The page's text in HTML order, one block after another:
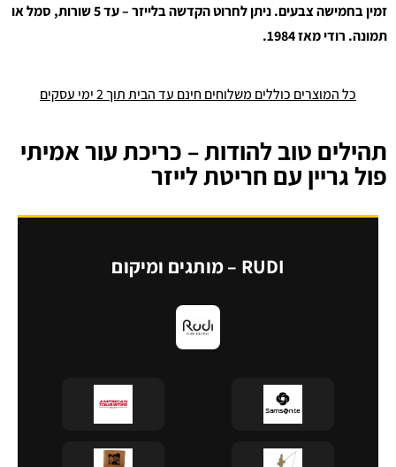
זמין בחמישה צבעים. ניתן לחרוט הקדשה בלייזר – עד 5 שורות, סמל או
תמונה. רודי מאז 1984.
כל המוצרים כוללים משלוחים חינם עד הבית תוך 2 ימי עסקים
תהילים טוב להודות – כריכת עור אמיתי
פול גריין עם חריטת לייזר
RUDI – מותגים ומיקום